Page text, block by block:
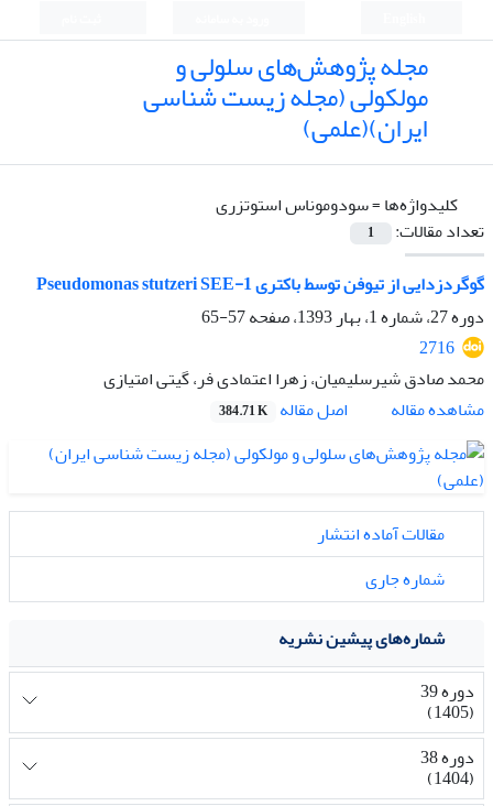
مجله پژوهش‌های سلولی و
مولکولی (مجله زیست شناسی
ایران)(علمی)
کلیدواژه‌ها =سودوموناس استوتزری
تعداد مقالات:
1
گوگردزدایی از تیوفن توسط باکتری Pseudomonas stutzeri SEE-1
دوره 27، شماره 1، بهار 1393، صفحه
57-65
2716
محمد صادق شیرسلیمیان، زهرا اعتمادی فر، گیتی امتیازی
مشاهده مقاله
اصل مقاله 384.71 K
مقالات آماده انتشار
شماره جاری
شماره‌های پیشین نشریه
دوره 39
(1405)
دوره 38
(1404)